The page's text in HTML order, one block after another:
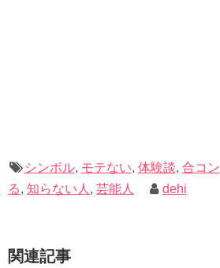
シンボル, モテない, 体験談, 合コン
る, 知らない人 , 芸能人 dehi
関連記事